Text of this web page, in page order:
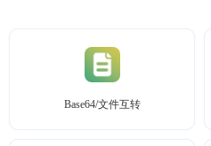
Base64/文件互转